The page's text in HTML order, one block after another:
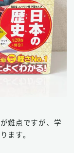
難点ですが、学
ます。